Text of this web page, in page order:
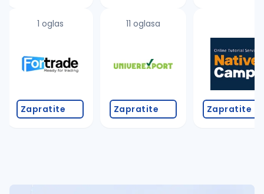
1 oglas
Zapratite
11 oglasa
Zapratite Zapratite